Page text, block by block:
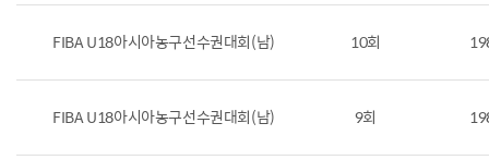
FIBA U18아시아농구선수권대회(남) 10회
FIBA U18아시아농구선수권대회(남) 9회